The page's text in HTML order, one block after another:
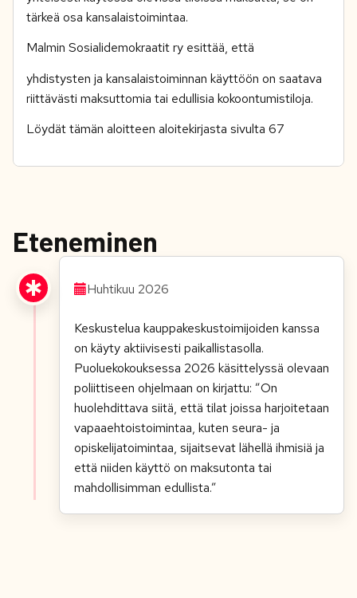
tärkeä osa kansalaistoimintaa.
Malmin Sosialidemokraatit ry esittää, että
yhdistysten ja kansalaistoiminnan käyttöön on saatava
riittävästi maksuttomia tai edullisia kokoontumistiloja.
Löydät tämän aloitteen aloitekirjasta sivulta 67
Eteneminen
Huhtikuu 2026
Keskustelua kauppakeskustoimijoiden kanssa
on käyty aktiivisesti paikallistasolla.
Puoluekokouksessa 2026 käsittelyssä olevaan
poliittiseen ohjelmaan on kirjattu: ”On
huolehdittava siitä, että tilat joissa harjoitetaan
vapaaehtoistoimintaa, kuten seura- ja
opiskelijatoimintaa, sijaitsevat lähellä ihmisiä ja
että niiden käyttö on maksutonta tai
mahdollisimman edullista.”